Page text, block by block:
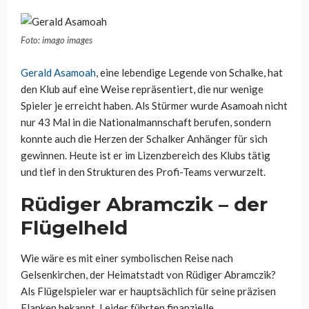
Foto: imago images
Gerald Asamoah, eine lebendige Legende von Schalke, hat
den Klub auf eine Weise repräsentiert, die nur wenige
Spieler je erreicht haben. Als Stürmer wurde Asamoah nicht
nur 43 Mal in die Nationalmannschaft berufen, sondern
konnte auch die Herzen der Schalker Anhänger für sich
gewinnen. Heute ist er im Lizenzbereich des Klubs tätig
und tief in den Strukturen des Profi-Teams verwurzelt.
Rüdiger Abramczik – der
Flügelheld
Wie wäre es mit einer symbolischen Reise nach
Gelsenkirchen, der Heimatstadt von Rüdiger Abramczik?
Als Flügelspieler war er hauptsächlich für seine präzisen